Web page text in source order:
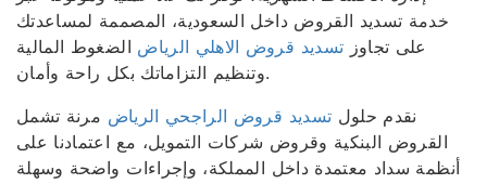
خدمة تسديد القروض داخل السعودية، المصممة لمساعدتك
على تجاوز تسديد قروض الاهلي الرياض الضغوط المالية
وتنظيم التزاماتك بكل راحة وأمان.
نقدم حلول تسديد قروض الراجحي الرياض مرنة تشمل
القروض البنكية وقروض شركات التمويل، مع اعتمادنا على
أنظمة سداد معتمدة داخل المملكة، وإجراءات واضحة وسهلة